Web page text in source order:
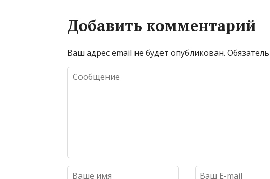
Добавить комментарий
Ваш адрес email не будет опубликован.